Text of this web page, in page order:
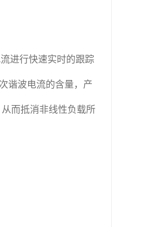
进行快速实时的跟踪
谐波电流的含量，产
而抵消非线性负载所